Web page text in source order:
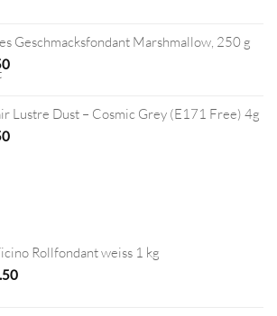
Geschmacksfondant Marshmallow, 250 g
Lustre Dust – Cosmic Grey (E171 Free) 4g
Rollfondant weiss 1 kg